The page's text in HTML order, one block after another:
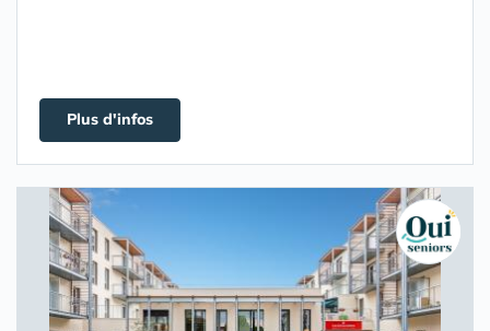
Plus d'infos